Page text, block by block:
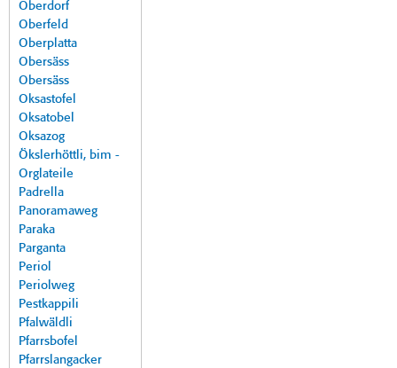
Oberdorf
Oberfeld
Oberplatta
Obersäss
Obersäss
Oksastofel
Oksatobel
Oksazog
Ökslerhöttli, bim -
Orglateile
Padrella
Panoramaweg
Paraka
Parganta
Periol
Periolweg
Pestkappili
Pfalwäldli
Pfarrsbofel
Pfarrslangacker